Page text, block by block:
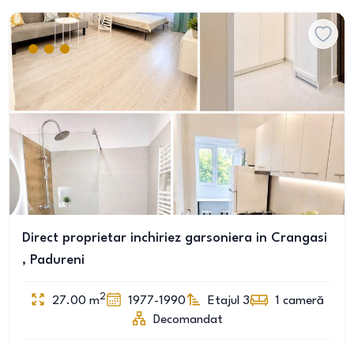
Direct proprietar inchiriez garsoniera in Crangasi
, Padureni
27.00 m2 1977-1990 Etajul 3 1 cameră
Decomandat